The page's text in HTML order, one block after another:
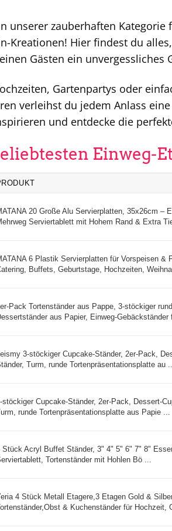
unserer zauberhaften Kategorie
Kreationen! Hier findest du
Gästen ein unvergessliches
Gartenpartys oder
verleihst du jedem Anlass
und entdecke die
Einweg-
20 Große Alu Servierplatten, 35x26cm –
Serviertablett mit Hohem Rand & Extra
6 Plastik Servierplatten für Vorspeisen &
Buffets, Geburtstage, Hochzeiten,
Pack Tortenständer aus Pappe, 3-stöckiger
aus Papier, Einweg-Gebäckständer
3-stöckiger Cupcake-Ständer, 2er-Pack,
Turm, runde Tortenpräsentationsplatte au
stöckiger Cupcake-Ständer, 2er-Pack, Dessert-
runde Tortenpräsentationsplatte aus Papie ...
Stück Acryl Buffet Ständer, 3" 4" 5" 6" 7" 8"
Tortenständer mit Hohlen Bö ...
4 Stück Metall Etagere,3 Etagen Gold &
& Kuchenständer für Hochzeit,